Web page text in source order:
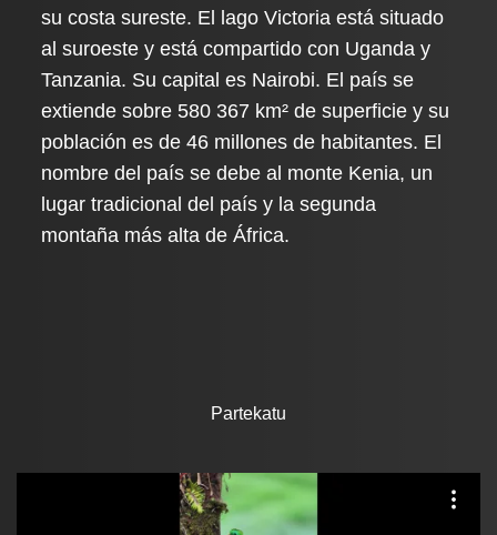
su costa sureste. El lago Victoria está situado
al suroeste y está compartido con Uganda y
Tanzania. Su capital es Nairobi. El país se
extiende sobre 580 367 km² de superficie y su
población es de 46 millones de habitantes. El
nombre del país se debe al monte Kenia, un
lugar tradicional del país y la segunda
montaña más alta de África.
Partekatu